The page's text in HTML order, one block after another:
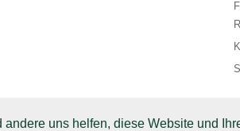
uns helfen, diese Website und